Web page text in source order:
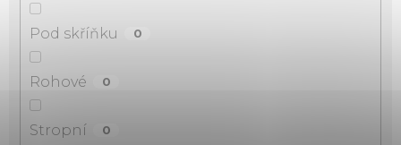
Pod skříňku 0
Rohové 0
Stropní 0